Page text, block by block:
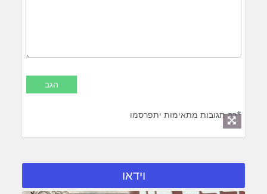
*רק תגובות מתאימות יתפרסמו
וידאו